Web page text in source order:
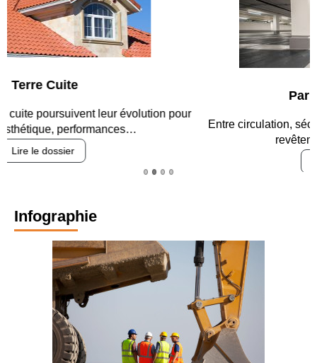
Entre circulation, sécurisation des accès, durabilité des
Infographie